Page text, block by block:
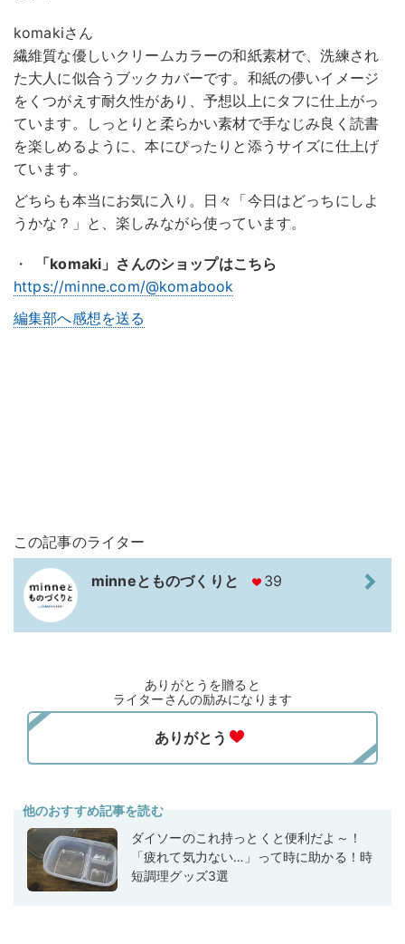
komakiさん
繊維質な優しいクリームカラーの和紙素材で、洗練され
た大人に似合うブックカバーです。和紙の儚いイメージ
をくつがえす耐久性があり、予想以上にタフに仕上がっ
ています。しっとりと柔らかい素材で手なじみ良く読書
を楽しめるように、本にぴったりと添うサイズに仕上げ
ています。
どちらも本当にお気に入り。日々「今日はどっちにしよ
うかな？」と、楽しみながら使っています。
・
「komaki」さんのショップはこちら
https://minne.com/@komabook
編集部へ感想を送る
この記事のライター
minneとものづくりと 39
ありがとうを贈ると
ライターさんの励みになります
他のおすすめ記事を読む
ダイソーのこれ持っとくと便利だよ～！
「疲れて気力ない…」って時に助かる！時
短調理グッズ3選